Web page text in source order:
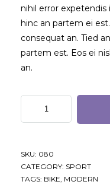
nihil error expetendis
hinc an partem ei
consequat an. Tied
partem est. Eos ei
an.
SKU: 080
CATEGORY: SPORT
TAGS: BIKE MODERN